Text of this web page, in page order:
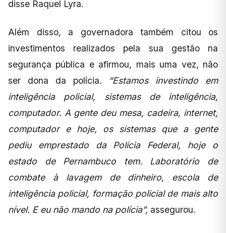
disse Raquel Lyra.
Além disso, a governadora também citou os
investimentos realizados pela sua gestão na
segurança pública e afirmou, mais uma vez, não
ser dona da polícia. “Estamos investindo em
inteligência policial, sistemas de inteligência,
computador. A gente deu mesa, cadeira, internet,
computador e hoje, os sistemas que a gente
pediu emprestado da Polícia Federal, hoje o
estado de Pernambuco tem. Laboratório de
combate à lavagem de dinheiro, escola de
inteligência policial, formação policial de mais alto
nível. E eu não mando na polícia”, assegurou.